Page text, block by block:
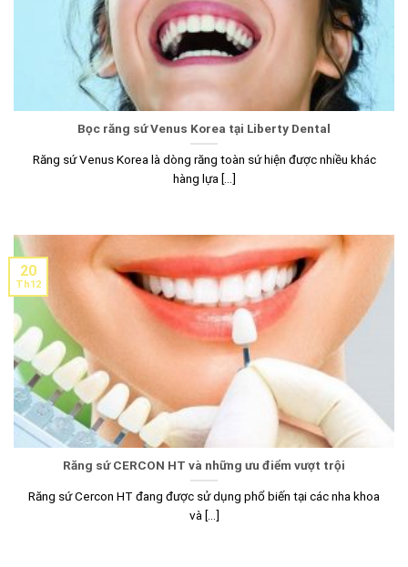
Bọc răng sứ Venus Korea tại Liberty Dental
Răng sứ Venus Korea là dòng răng toàn sứ hiện được nhiều khác
hàng lựa [...]
Răng sứ CERCON HT và những ưu điểm vượt trội
Răng sứ Cercon HT đang được sử dụng phổ biến tại các nha khoa
và [...]
20
Th12